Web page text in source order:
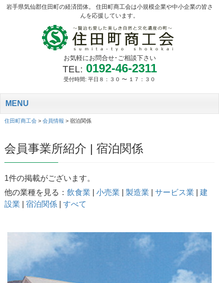
岩手県気仙郡住田町の経済団体。 住田町商工会は小規模企業や中小企業の皆さ
んを応援しています。
お気軽にお問合せ･ご相談下さい
TEL: 0192-46-2311
受付時間: 平日８：３０ 〜 １７：３０
MENU
住田町商工会> 会員情報 > 宿泊関係
会員事業所紹介 | 宿泊関係
1件の掲載がございます。
他の業種を見る： 飲食業 小売業 製造業 サービス業
建
設業
宿泊関係| すべて